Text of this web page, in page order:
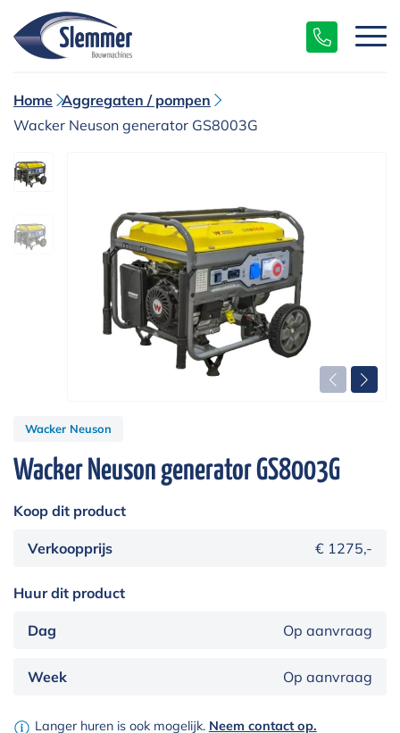
Home Aggregaten / pompen
Wacker Neuson generator GS8003G
Wacker Neuson
Wacker Neuson generator GS8003G
Koop dit product
Verkoopprijs € 1275,-
Huur dit product
Dag Op aanvraag
Week Op aanvraag
Langer huren is ook mogelijk. Neem contact op.